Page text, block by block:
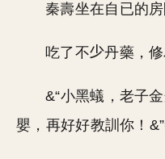
秦壽坐在自已的
吃了不 丹藥，
&“小黑蟻，老子
嬰，再好好教訓你！